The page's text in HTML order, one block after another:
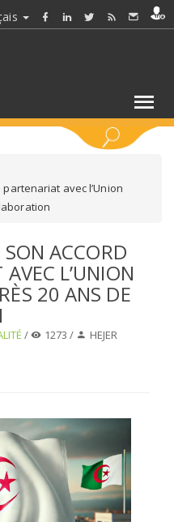
avec l’Union
SON ACCORD
L’UNION
20 ANS DE
/ 1273 / HEJER